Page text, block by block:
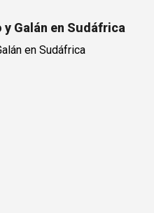
Galán en Sudáfrica